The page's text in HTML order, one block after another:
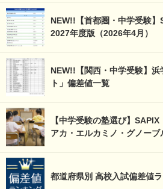
NEW!!【首都圏・中学受験】
2027年度版（2026年4月）
NEW!!【関西・中学受験】
ト」偏差値一覧
【中学受験の塾選び】
アカ・エルカミノ・グノー
都道府県別 高校入試偏差値